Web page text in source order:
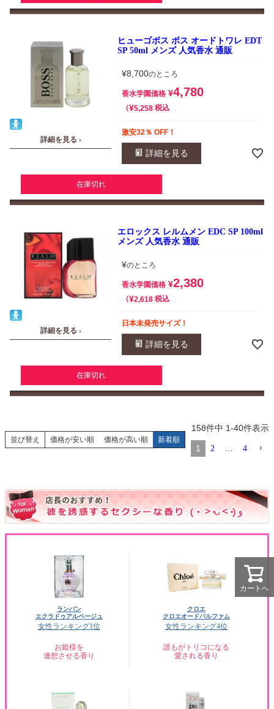
詳細を見る ›
ヒューゴボス ボス オードトワレ EDT
SP 50ml メンズ 人気香水 通販
¥8,700のところ
香水学園価格 ¥4,780
¥5,258 税込
激安32％ OFF！
詳細を見る
在庫切れ
詳細を見る ›
エロックス レルムメン EDC SP 100ml
メンズ 人気香水 通販
¥のところ
香水学園価格 ¥2,380
¥2,618 税込
日本未発売サイズ！
詳細を見る
在庫切れ
並び替え 価格が安い順 価格が高い順 新着順
158件中 1-40件表示
1 2 4
ランバン
エクラドゥアルページュ
女性ランキング1位
お姫様を
連想させる香り
クロエ
クロエオードパルファム
女性ランキング4位
誰もがトリコになる
愛される香り
カートへ